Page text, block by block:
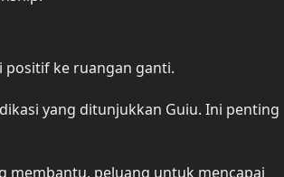
positif ke ruangan ganti.
yang ditunjukkan Guiu. Ini penting
membantu, peluang untuk mencapai